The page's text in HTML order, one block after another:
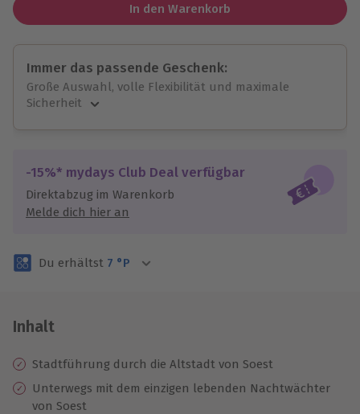
In den Warenkorb
Immer das passende Geschenk:
Große Auswahl, volle Flexibilität und maximale
Sicherheit
Jeder Gutschein für alle Erlebnisse einlösbar.
Maximale Sicherheit
3 Jahre gültig & verlängerbar.
-15%* mydays Club Deal verfügbar
Direktabzug im Warenkorb
Melde dich hier an
Du erhältst 7 °P
Inhalt
Stadtführung durch die Altstadt von Soest
Unterwegs mit dem einzigen lebenden Nachtwächter
von Soest